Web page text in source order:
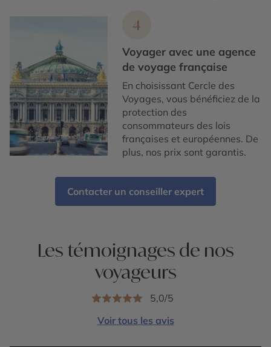
4
Voyager avec une agence
de voyage française
En choisissant Cercle des
Voyages, vous bénéficiez de la
protection des
consommateurs des lois
françaises et européennes. De
plus, nos prix sont garantis.
Contacter un conseiller expert
Les témoignages de nos
voyageurs
5,0/5
Voir tous les avis